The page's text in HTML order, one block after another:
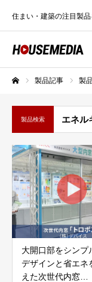
住まい・建築の注目製
製品記事 製
製品検索 エネル
大開口部をシンプ
デザインと省エネ
えた次世代内窓